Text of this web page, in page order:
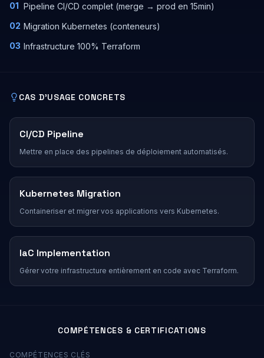
01 Pipeline CI/CD complet (merge → prod en 15min)
02 Migration Kubernetes (conteneurs)
03 Infrastructure 100% Terraform
CAS D'USAGE CONCRETS
CI/CD Pipeline
Mettre en place des pipelines de déploiement automatisés.
Kubernetes Migration
Containeriser et migrer vos applications vers Kubernetes.
IaC Implementation
Gérer votre infrastructure entièrement en code avec Terraform.
COMPÉTENCES & CERTIFICATIONS
COMPÉTENCES CLÉS